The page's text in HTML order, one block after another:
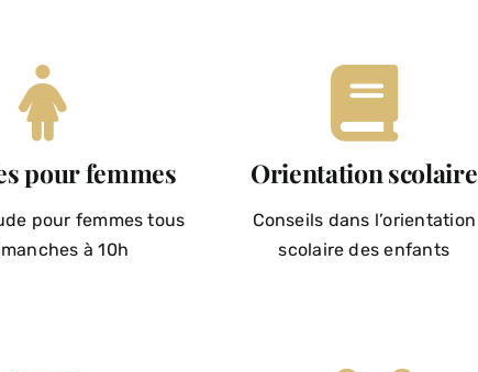
pour femmes
pour femmes tous
à 10h
Orientation scolaire
Conseils dans l’orientation
scolaire des enfants